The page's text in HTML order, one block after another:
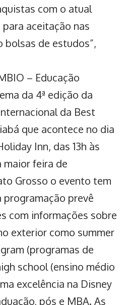
com o atual
aceitação nas
bolsas de estudos”,
– Educação
da 4ª edição da
da Best
que acontece no dia
Inn, das 13h às
maior feira de
Grosso o evento tem
prevê
com informações sobre
exterior como summer
(programas de
school (ensino médio
excelência na Disney
pós e MBA. As